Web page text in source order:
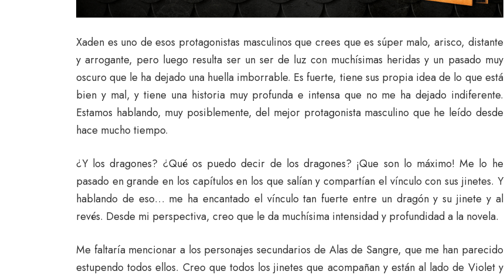
Xaden es uno de esos protagonistas masculinos que crees que es súper malo, arisco, distante
y arrogante, pero luego resulta ser un ser de luz con muchísimas heridas y un pasado muy
oscuro que le ha dejado una huella imborrable. Es fuerte, tiene sus propia idea de lo que está
bien y mal, y tiene una historia muy profunda e intensa que no me ha dejado indiferente.
Estamos hablando, muy posiblemente, del mejor protagonista masculino que he leído desde
hace mucho tiempo.
¿Y los dragones? ¿Qué os puedo decir de los dragones? ¡Que son lo máximo! Me lo he
pasado en grande en los capítulos en los que salían y compartían el vínculo con sus jinetes. Y
hablando de eso… me ha encantado el vínculo tan fuerte entre un dragón y su jinete y al
revés. Desde mi perspectiva, creo que le da muchísima intensidad y profundidad a la novela.
Me faltaría mencionar a los personajes secundarios de Alas de Sangre, que me han parecido
estupendo todos ellos. Creo que todos los jinetes que acompañan y están al lado de Violet y